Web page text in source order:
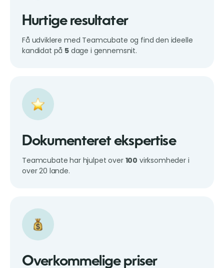
Hurtige resultater
Få udviklere med Teamcubate og find den ideelle
kandidat på 5dage i gennemsnit.
Dokumenteret ekspertise
Teamcubate har hjulpet over 100 virksomheder i
over 20 lande.
Overkommelige priser